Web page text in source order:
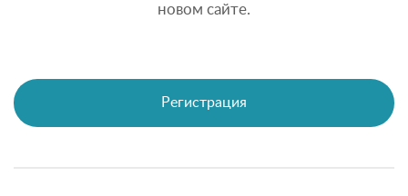
новом сайте.
Регистрация